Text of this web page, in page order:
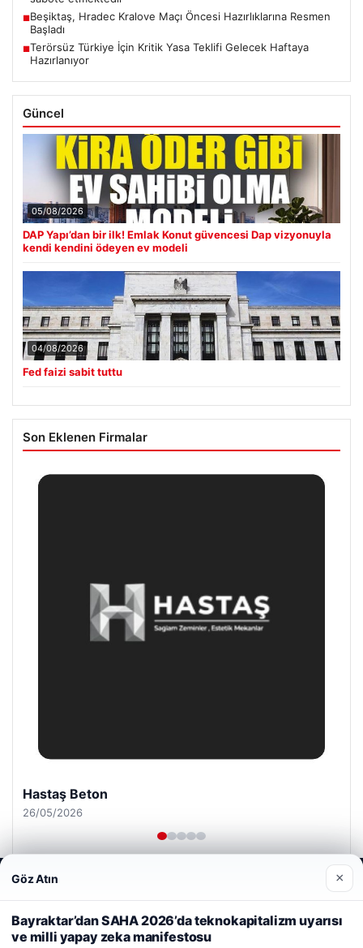
■Beşiktaş, Hradec Kralove Maçı Öncesi Hazırlıklarına Resmen
Başladı
■Terörsüz Türkiye İçin Kritik Yasa Teklifi Gelecek Haftaya
Hazırlanıyor
Güncel
05/08/2026
DAP Yapı’dan bir ilk! Emlak Konut güvencesi Dap vizyonuyla
kendi kendini ödeyen ev modeli
04/08/2026
Fed faizi sabit tuttu
Son Eklenen Firmalar
Enes Kaplan Avukatlık Bürosu
28/04/2026
© 2026 Akbars Haber
Web sitemizi nasıl kullandığınızı daha iyi anlayabilmek,
deneyiminizi kişiselleştirmek ve geliştirmek amacıyla çerezler
kullanıyoruz.Çerez Politikamız
Reddet Kabul Et
Göz Atın ×
Bayraktar’dan SAHA 2026’da teknokapitalizm uyarısı
ve milli yapay zeka manifestosu